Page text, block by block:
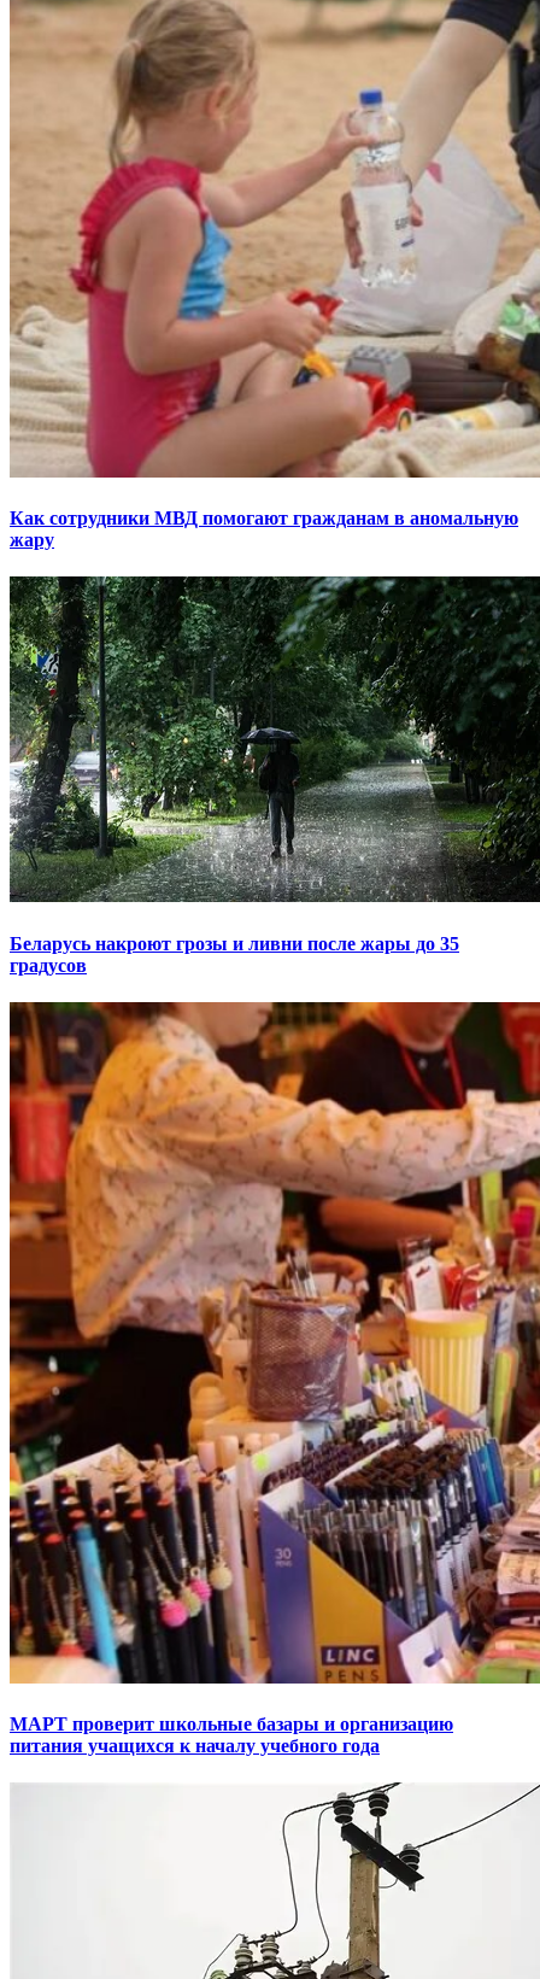
Как сотрудники МВД помогают гражданам в аномальную
жару
Беларусь накроют грозы и ливни после жары до 35
градусов
МАРТ проверит школьные базары и организацию
питания учащихся к началу учебного года